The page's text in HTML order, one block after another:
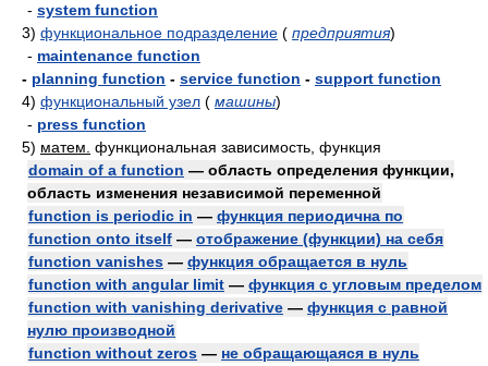
- system function
3) функциональное подразделение ( предприятия)
- maintenance function
- planning function - service function - support function
4) функциональный узел ( машины)
- press function
5) матем. функциональная зависимость, функция
domain of a function — область определения функции,
область изменения независимой переменной
function is periodic in — функция периодична по
function onto itself — отображение (функции) на себя
function vanishes — функция обращается в нуль
function with angular limit — функция с угловым пределом
function with vanishing derivative — функция с равной
нулю производной
function without zeros — не обращающаяся в нуль